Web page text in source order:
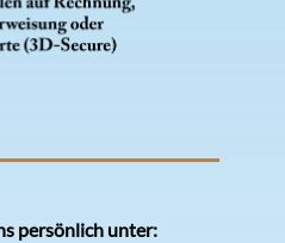
persönlich unter: